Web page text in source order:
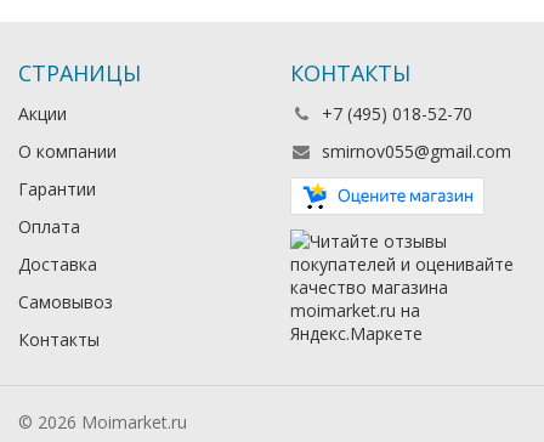
СТРАНИЦЫ
Акции
О компании
Гарантии
Оплата
Доставка
Самовывоз
Контакты
КОНТАКТЫ
+7 (495) 018-52-70
smirnov055@gmail.com
© 2026 Moimarket.ru